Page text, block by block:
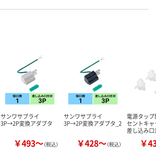
サンワサプライ
3P→2P変換アダプタ
￥493～（税込）
サンワサプライ
3P→2P変換アダプタ_2
￥428～（税込）
電源タッ
セントキ
差し込み
￥